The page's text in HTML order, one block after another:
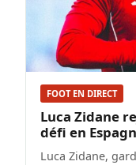
FOOT EN DIRECT
Luca Zidane
défi en
Luca Zidane,